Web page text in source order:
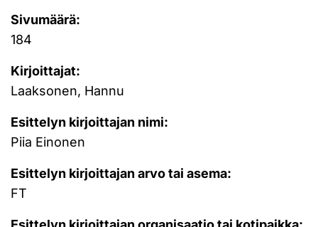
Sivumäärä:
184
Kirjoittajat:
Laaksonen, Hannu
Esittelyn kirjoittajan nimi:
Piia Einonen
Esittelyn kirjoittajan arvo tai asema:
FT